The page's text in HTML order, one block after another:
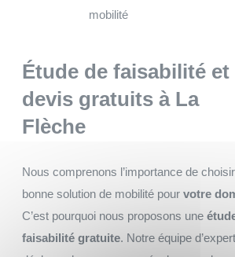
mobilité
Étude de faisabilité et
devis gratuits à La
Flèche
Nous comprenons l’importance de
bonne solution de mobilité pour votre
C’est pourquoi nous proposons une
faisabilité gratuite. Notre équipe